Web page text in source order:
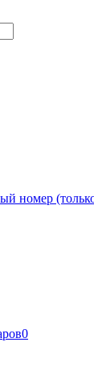
номер
0